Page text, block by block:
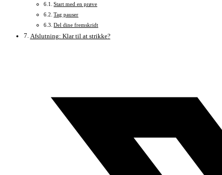
Start med en prøve
Tag pauser
Del dine fremskridt
Afslutning: Klar til at strikke?